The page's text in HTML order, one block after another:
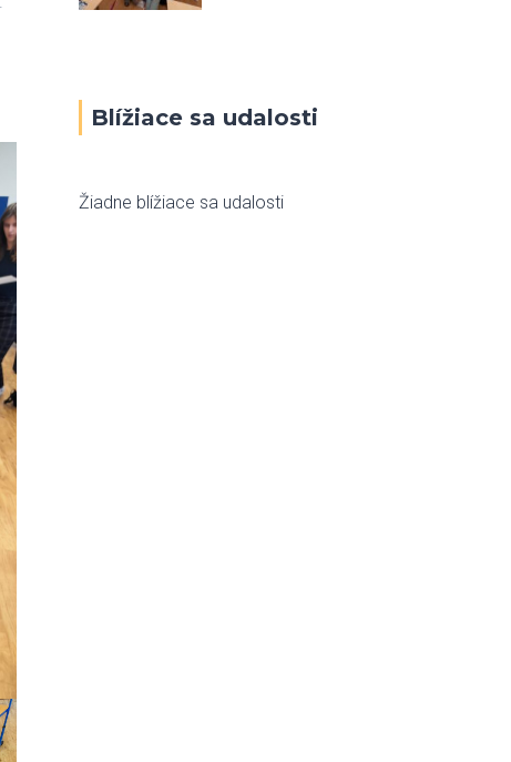
Blížiace sa udalosti
Žiadne blížiace sa udalosti